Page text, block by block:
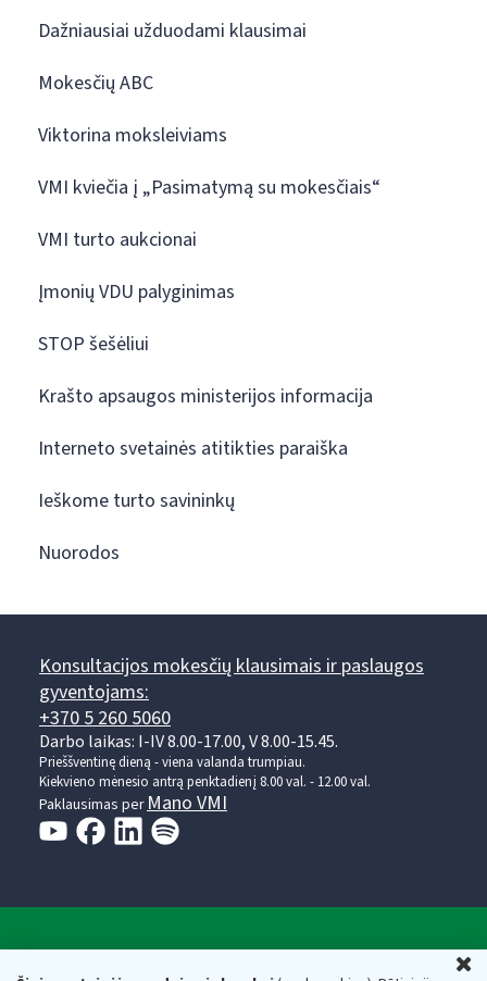
Dažniausiai užduodami klausimai
Mokesčių ABC
Viktorina moksleiviams
VMI kviečia į „Pasimatymą su mokesčiais“
VMI turto aukcionai
Įmonių VDU palyginimas
STOP šešėliui
Krašto apsaugos ministerijos informacija
Interneto svetainės atitikties paraiška
Ieškome turto savininkų
Nuorodos
Konsultacijos mokesčių klausimais ir paslaugos
gyventojams:
+370 5 260 5060
Darbo laikas: I-IV 8.00-17.00, V 8.00-15.45.
Prieššventinę dieną - viena valanda trumpiau.
Kiekvieno mėnesio antrą penktadienį 8.00 val. - 12.00 val.
Paklausimas per Mano VMI